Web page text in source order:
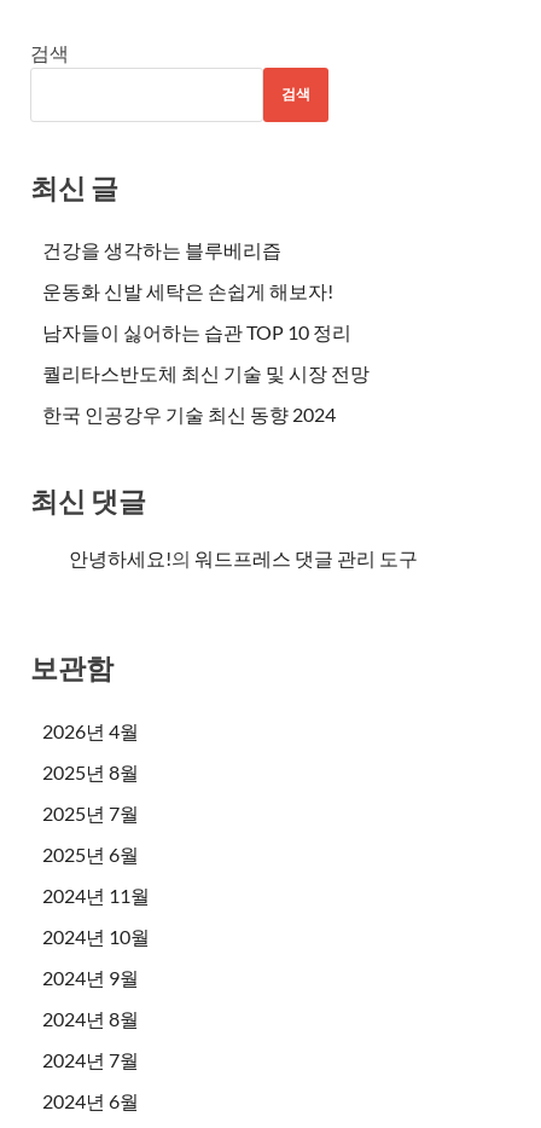
검색
검색
최신 글
건강을 생각하는 블루베리즙
운동화 신발 세탁은 손쉽게 해보자!
남자들이 싫어하는 습관 TOP 10 정리
퀄리타스반도체 최신 기술 및 시장 전망
한국 인공강우 기술 최신 동향 2024
최신 댓글
안녕하세요!의 워드프레스 댓글 관리 도구
보관함
2026년 4월
2025년 8월
2025년 7월
2025년 6월
2024년 11월
2024년 10월
2024년 9월
2024년 8월
2024년 7월
2024년 6월